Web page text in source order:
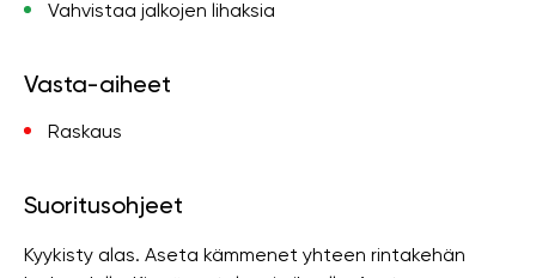
Vahvistaa jalkojen lihaksia
Vasta-aiheet
Raskaus
Suoritusohjeet
Kyykisty alas. Aseta kämmenet yhteen rintakehän